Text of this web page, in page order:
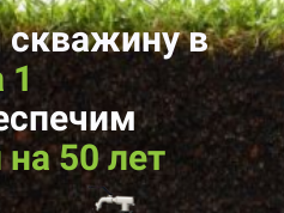
в
1
50 лет